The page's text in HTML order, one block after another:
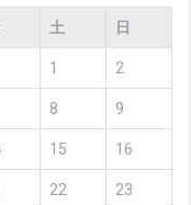
土 日
1 2
8 9
15 16
22 23